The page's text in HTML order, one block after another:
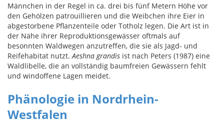
Männchen in der Regel in ca. drei bis fünf Metern Höhe vor
den Gehölzen patrouillieren und die Weibchen ihre Eier in
abgestorbene Pflanzenteile oder Totholz legen. Die Art ist in
der Nähe ihrer Reproduktionsgewässer oftmals auf
besonnten Waldwegen anzutreffen, die sie als Jagd- und
Reifehabitat nutzt. Aeshna grandis ist nach Peters (1987) eine
Waldlibelle, die an vollständig baumfreien Gewässern fehlt
und windoffene Lagen meidet.
Phänologie in Nordrhein-
Westfalen